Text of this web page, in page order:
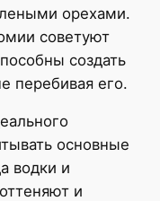
орехами.
советуют
создать
перебивая его.
основные
водки и
и